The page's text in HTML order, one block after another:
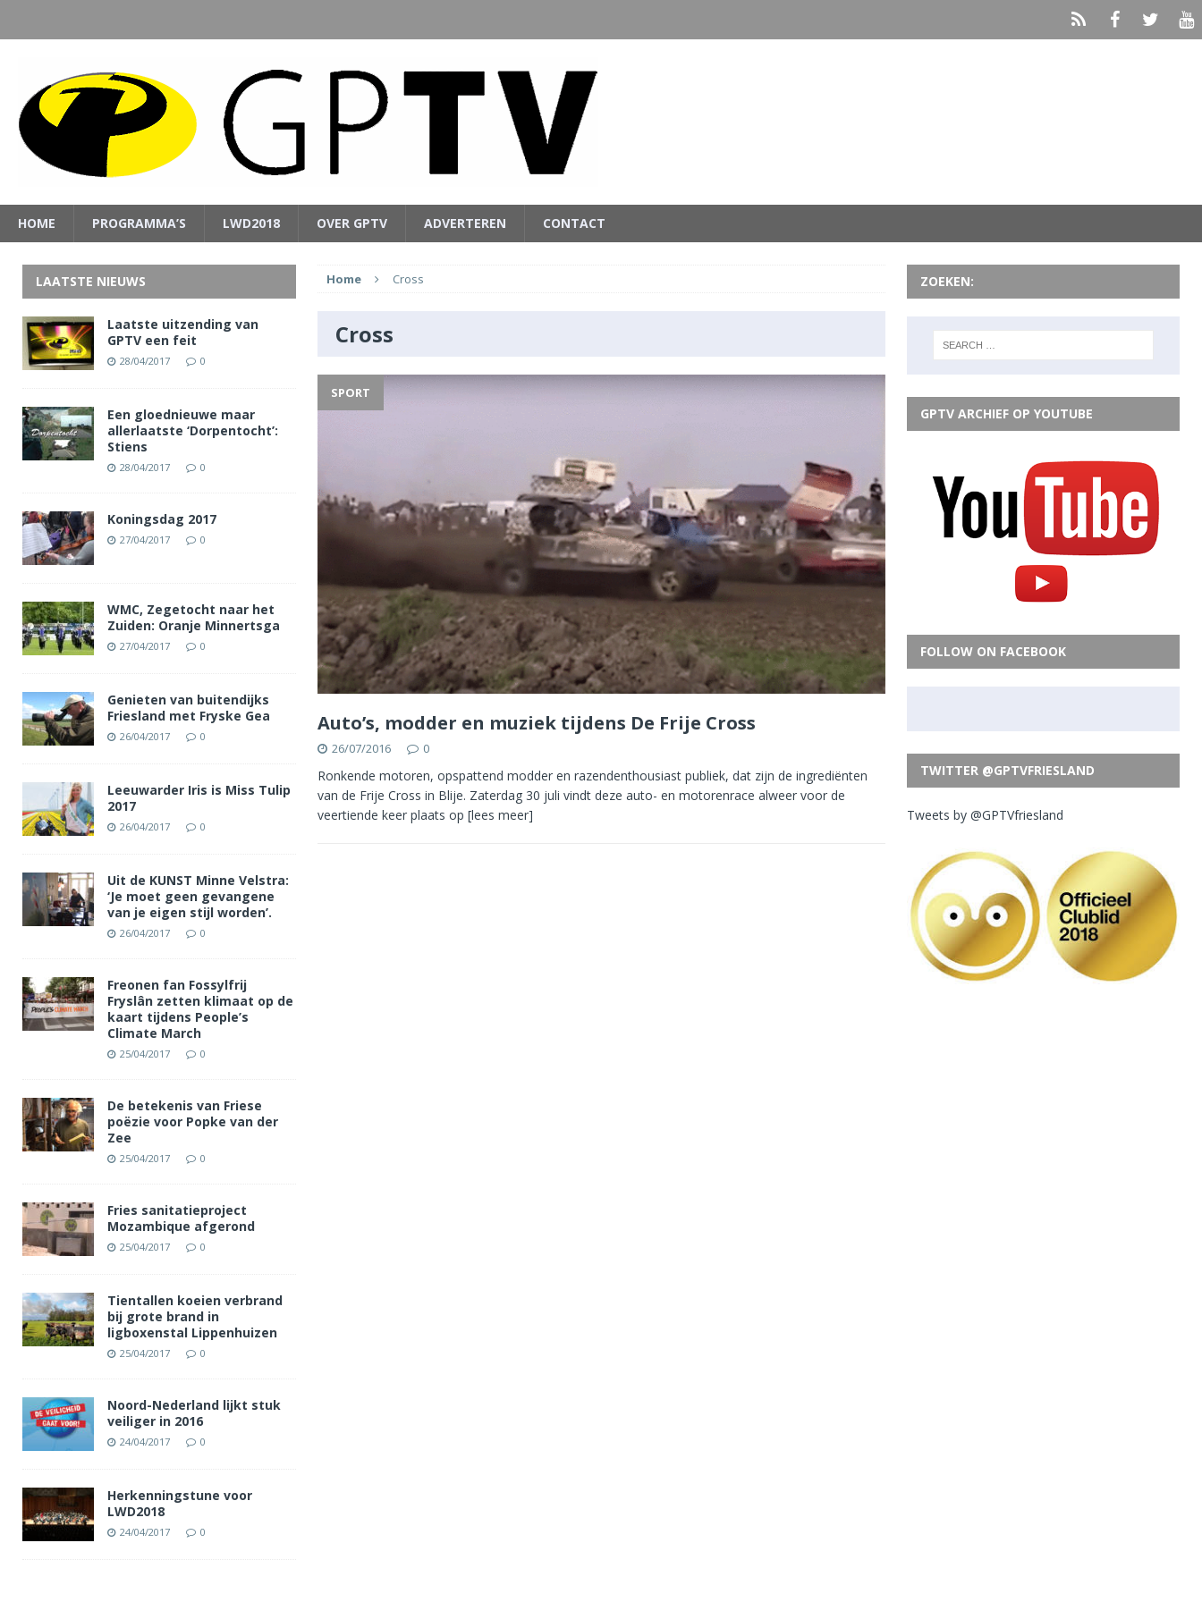
HOME PROGRAMMA’S LWD2018 OVER GPTV ADVERTEREN CONTACT
Home Cross
Cross
SPORT
Auto’s, modder en muziek tijdens De Frije Cross
26/07/2016 0
Ronkende motoren, opspattend modder en razendenthousiast publiek, dat zijn de ingrediënten
van de Frije Cross in Blije. Zaterdag 30 juli vindt deze auto- en motorenrace alweer voor de
veertiende keer plaats op [lees meer]
LAATSTE NIEUWS
Laatste uitzending van
GPTV een feit
28/04/2017 0
Een gloednieuwe maar
allerlaatste ‘Dorpentocht’:
Stiens
28/04/2017 0
Koningsdag 2017
27/04/2017 0
WMC, Zegetocht naar het
Zuiden: Oranje Minnertsga
27/04/2017 0
Genieten van buitendijks
Friesland met Fryske Gea
26/04/2017 0
Leeuwarder Iris is Miss Tulip
2017
26/04/2017 0
Uit de KUNST Minne Velstra:
‘Je moet geen gevangene
van je eigen stijl worden’.
26/04/2017 0
Freonen fan Fossylfrij
Fryslân zetten klimaat op de
kaart tijdens People’s
Climate March
25/04/2017 0
De betekenis van Friese
poëzie voor Popke van der
Zee
25/04/2017 0
Fries sanitatieproject
Mozambique afgerond
25/04/2017 0
Tientallen koeien verbrand
bij grote brand in
ligboxenstal Lippenhuizen
25/04/2017 0
Noord-Nederland lijkt stuk
veiliger in 2016
24/04/2017 0
Herkenningstune voor
LWD2018
24/04/2017 0
ZOEKEN:
GPTV ARCHIEF OP YOUTUBE
FOLLOW ON FACEBOOK
TWITTER @GPTVFRIESLAND
Tweets by @GPTVfriesland